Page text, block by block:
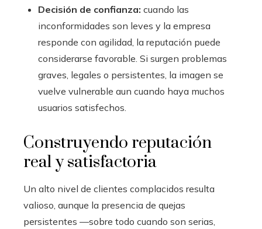
Decisión de confianza: cuando las
inconformidades son leves y la empresa
responde con agilidad, la reputación puede
considerarse favorable. Si surgen problemas
graves, legales o persistentes, la imagen se
vuelve vulnerable aun cuando haya muchos
usuarios satisfechos.
Construyendo reputación
real y satisfactoria
Un alto nivel de clientes complacidos resulta
valioso, aunque la presencia de quejas
persistentes —sobre todo cuando son serias,